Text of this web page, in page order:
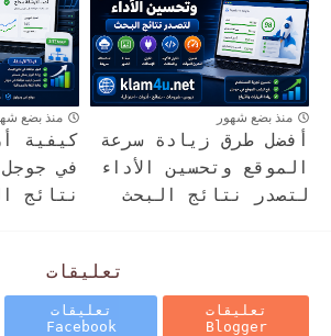
منذ بضع شهور
أفضل طرق زيادة سرعة
الموقع وتحسين الأداء
لتصدر نتائج البحث
منذ بضع
كيفية
في
نتائج
تعليقات
تعليقات
Blogger
تعليقات
Facebook